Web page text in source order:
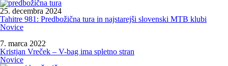
25. decembra 2024
Tahitre 981: Predbožična tura in najstarejši slovenski MTB klubi
Novice
7. marca 2022
Kristjan Vreček – V-bag ima spletno stran
Novice